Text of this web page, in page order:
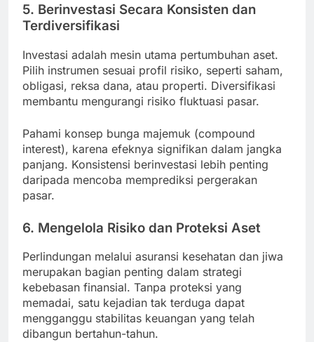
5. Berinvestasi Secara Konsisten dan
Terdiversifikasi
Investasi adalah mesin utama pertumbuhan aset.
Pilih instrumen sesuai profil risiko, seperti saham,
obligasi, reksa dana, atau properti. Diversifikasi
membantu mengurangi risiko fluktuasi pasar.
Pahami konsep bunga majemuk (compound
interest), karena efeknya signifikan dalam jangka
panjang. Konsistensi berinvestasi lebih penting
daripada mencoba memprediksi pergerakan
pasar.
6. Mengelola Risiko dan Proteksi Aset
Perlindungan melalui asuransi kesehatan dan jiwa
merupakan bagian penting dalam strategi
kebebasan finansial. Tanpa proteksi yang
memadai, satu kejadian tak terduga dapat
mengganggu stabilitas keuangan yang telah
dibangun bertahun-tahun.